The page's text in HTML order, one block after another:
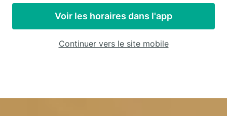
Voir les horaires dans l'app
Continuer vers le site mobile